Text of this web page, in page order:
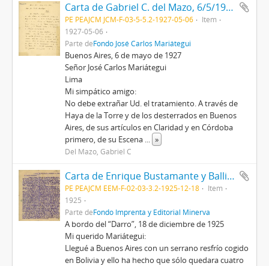
Carta de Gabriel C. del Mazo, 6/5/1927
PE PEAJCM JCM-F-03-5-5.2-1927-05-06
Item
1927-05-06
Parte deFondo José Carlos Mariátegui
Buenos Aires, 6 de mayo de 1927
Señor José Carlos Mariátegui
Lima
Mi simpático amigo:
No debe extrañar Ud. el tratamiento. A través de
Haya de la Torre y de los desterrados en Buenos
Aires, de sus artículos en Claridad y en Córdoba
primero, de su Escena ... »
Del Mazo, Gabriel C
Carta de Enrique Bustamante y Ballivián, 18/12/1925
PE PEAJCM EEM-F-02-03-3.2-1925-12-18
Item
1925
Parte deFondo Imprenta y Editorial Minerva
A bordo del “Darro”, 18 de diciembre de 1925
Mi querido Mariátegui:
Llegué a Buenos Aires con un serrano resfrío cogido
en Bolivia y ello ha hecho que sólo quedara cuatro